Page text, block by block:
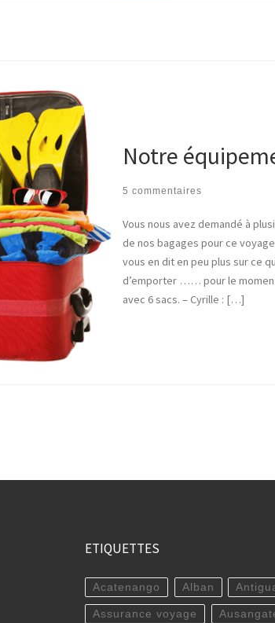
Notre
5 commentaires
Vous nous avez demandé à
de nos bagages pour ce
vous en dit en peu plus sur ce
d’emporter …… pour le
avec 6 sacs. – Cyrille : […]
ETIQUETTES
Acatenango Alban
Assurance voyage